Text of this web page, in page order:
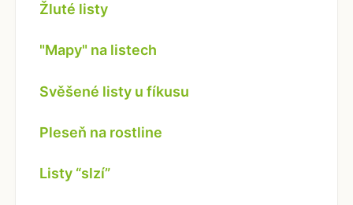
Žluté listy
"Mapy" na listech
Svěšené listy u fíkusu
Pleseň na rostline
Listy “slzí”